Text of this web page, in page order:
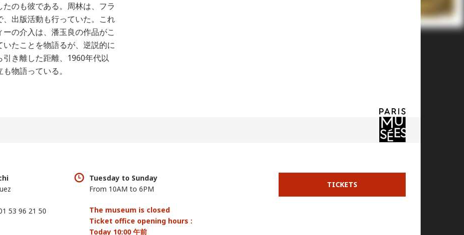
のも彼である。周林は、フラ
出版活動も行っていた。これ
の介入は、潘玉良の作品がこ
たことを物語るが、逆説的に
き離した距離、1960年代以
物語っている。
53 96 21 50
Tuesday to Sunday
From 10AM to 6PM
The museum is closed
Ticket office opening hours :
Today 10:00 午前
TICKETS